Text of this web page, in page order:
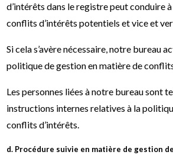
d’intérêts dans le registre peut conduire
conflits d’intérêts potentiels et vice et
Si cela s’avère nécessaire, notre bureau
politique de gestion en matière de
Les personnes liées à notre bureau sont
instructions internes relatives à la
conflits d’intérêts.
d. Procédure suivie en matière de gestion